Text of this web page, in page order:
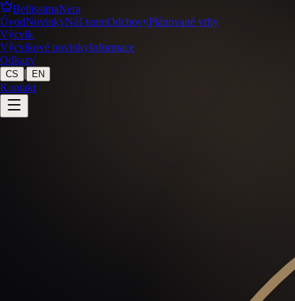
BellissimaNera
ÚvodNovinkyNáš teamOdchovyPlánované vrhy
Výcvik
Výcvikové novinkyInformace
Odkazy
CS | EN
Kontakt